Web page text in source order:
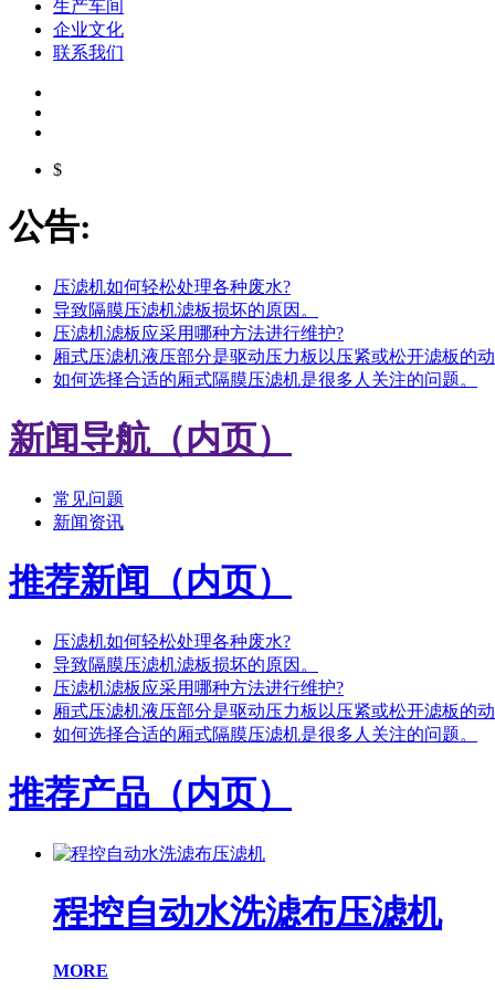
生产车间
企业文化
联系我们
$
公告:
压滤机如何轻松处理各种废水?
导致隔膜压滤机滤板损坏的原因。
压滤机滤板应采用哪种方法进行维护?
厢式压滤机液压部分是驱动压力板以压紧或松开滤板的
如何选择合适的厢式隔膜压滤机是很多人关注的问题。
新闻导航（内页）
常见问题
新闻资讯
推荐新闻（内页）
压滤机如何轻松处理各种废水?
导致隔膜压滤机滤板损坏的原因。
压滤机滤板应采用哪种方法进行维护?
厢式压滤机液压部分是驱动压力板以压紧或松开滤板的
如何选择合适的厢式隔膜压滤机是很多人关注的问题。
推荐产品（内页）
程控自动水洗滤布压滤机
MORE